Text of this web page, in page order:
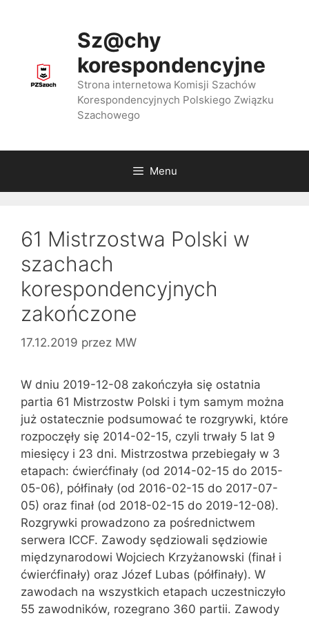
Sz@chy
korespondencyjne
Strona internetowa Komisji Szachów
Korespondencyjnych Polskiego Związku
Szachowego
Menu
61 Mistrzostwa Polski w
szachach
korespondencyjnych
zakończone
17.12.2019 przez MW
W dniu 2019-12-08 zakończyła się ostatnia
partia 61 Mistrzostw Polski i tym samym można
już ostatecznie podsumować te rozgrywki, które
rozpoczęły się 2014-02-15, czyli trwały 5 lat 9
miesięcy i 23 dni. Mistrzostwa przebiegały w 3
etapach: ćwierćfinały (od 2014-02-15 do 2015-
05-06), półfinały (od 2016-02-15 do 2017-07-
05) oraz finał (od 2018-02-15 do 2019-12-08).
Rozgrywki prowadzono za pośrednictwem
serwera ICCF. Zawody sędziowali sędziowie
międzynarodowi Wojciech Krzyżanowski (finał i
ćwierćfinały) oraz Józef Lubas (półfinały). W
zawodach na wszystkich etapach uczestniczyło
55 zawodników, rozegrano 360 partii. Zawody